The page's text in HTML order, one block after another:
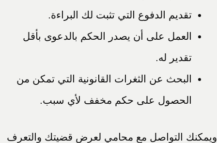
تقديم الدفوع التي تثبت لك البراءة.
العمل على أن يصدر الحكم بالدعوى بأقل
تقدير له.
البحث عن الثغرات القانونية التي تمكن من
الحصول على حكم مخفف لأي سبب.
ويمكنك التواصل مع محامي لعرض قضيتك والتعرف